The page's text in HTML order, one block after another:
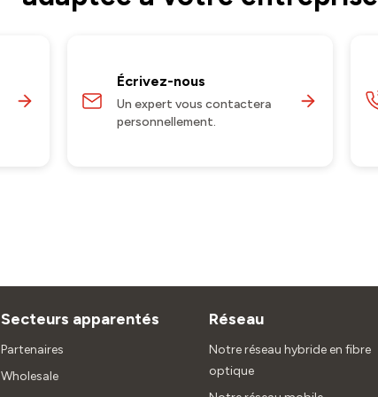
Écrivez-nous
Un expert vous contactera
personnellement.
Secteurs apparentés
Partenaires
Wholesale
Réseau
Notre réseau hybride en fibre
optique